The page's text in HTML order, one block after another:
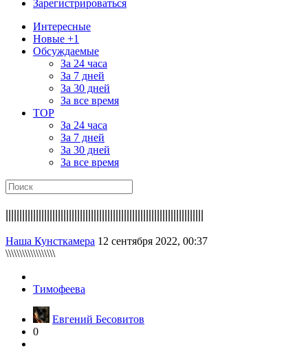
Зарегистрироваться
Интересные
Новые +1
Обсуждаемые
За 24 часа
За 7 дней
За 30 дней
За все время
TOP
За 24 часа
За 7 дней
За 30 дней
За все время
||||||||||||||||||||||||||||||||||||||||||||||||||||||||||||||||||||||||
Наша Кунсткамера 12 сентября 2022, 00:37
\\\\\\\\\\\\\\\\\\
Тимофеева
Евгений Бесовитов
0